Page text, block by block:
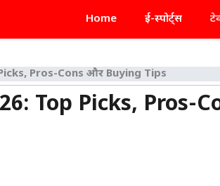
Home ई-स्पोर्ट्स
Pros-Cons और Buying Tips
Top Picks, Pros-